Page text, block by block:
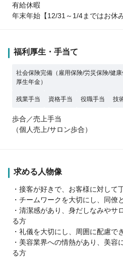
有給休暇
年末年始【12/31～1/4まではお休み
福利厚生・手当て
社会保険完備（雇用保険/労災保険/健
厚生年金）
残業手当 資格手当 役職手当 技
歩合／売上手当
（個人売上/サロン歩合）
求める人物像
・接客が好きで、お客様に対して
・チームワークを大切にし、同僚
・清潔感があり、身だしなみやサ
る方
・礼儀を大切にし、周囲に配慮で
・美容業界への情熱があり、美容
る方